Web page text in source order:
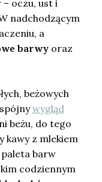
oczu, ust i
nadchodzącym
a
barwy oraz
beżowych
wygląd
beżu, do tego
kawy z mlekiem
barw
codziennym